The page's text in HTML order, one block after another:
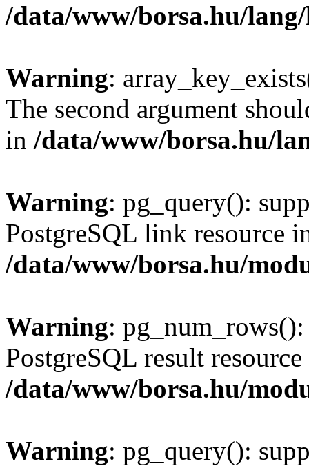
/data/www/borsa.hu/
Warning:
The second argument
in /data/www/borsa.hu/
Warning: pg_query():
PostgreSQL link resource
/data/www/borsa.hu/
Warning:
PostgreSQL result
/data/www/borsa.hu/
Warning: pg_query():